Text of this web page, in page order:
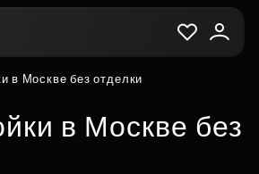
в Москве без отделки
в Москве без